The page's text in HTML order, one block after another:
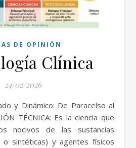
DE OPINIÓN
Clínica
24/02/2026
TÉCNICA: Es la ciencia que
nocivos de las sustancias
o sintéticas) y agentes físicos